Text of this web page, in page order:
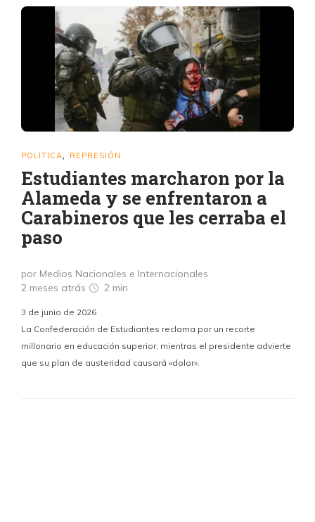
POLITICA, REPRESIÓN
Estudiantes marcharon por la
Alameda y se enfrentaron a
Carabineros que les cerraba el
paso
por Medios Nacionales e Internacionales
2 meses atrás
2 min
3 de junio de 2026
La Confederación de Estudiantes reclama por un recorte
millonario en educación superior, mientras el presidente advierte
que su plan de austeridad causará «dolor».